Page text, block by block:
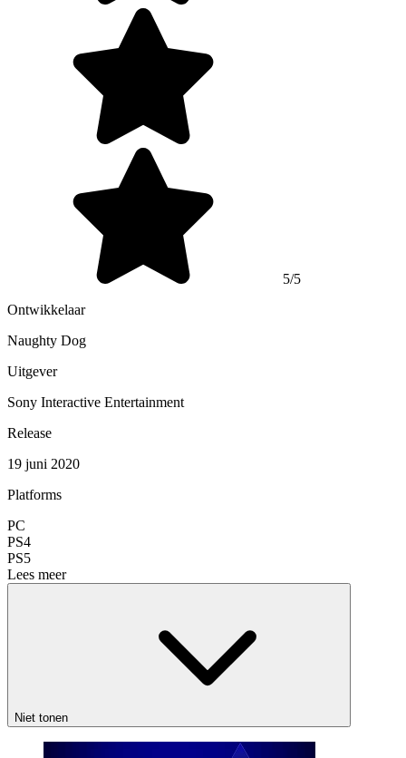
5/5
Ontwikkelaar
Naughty Dog
Uitgever
Sony Interactive Entertainment
Release
19 juni 2020
Platforms
PC
PS4
PS5
Lees meer
Niet tonen